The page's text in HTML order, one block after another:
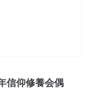
信仰修養会偶